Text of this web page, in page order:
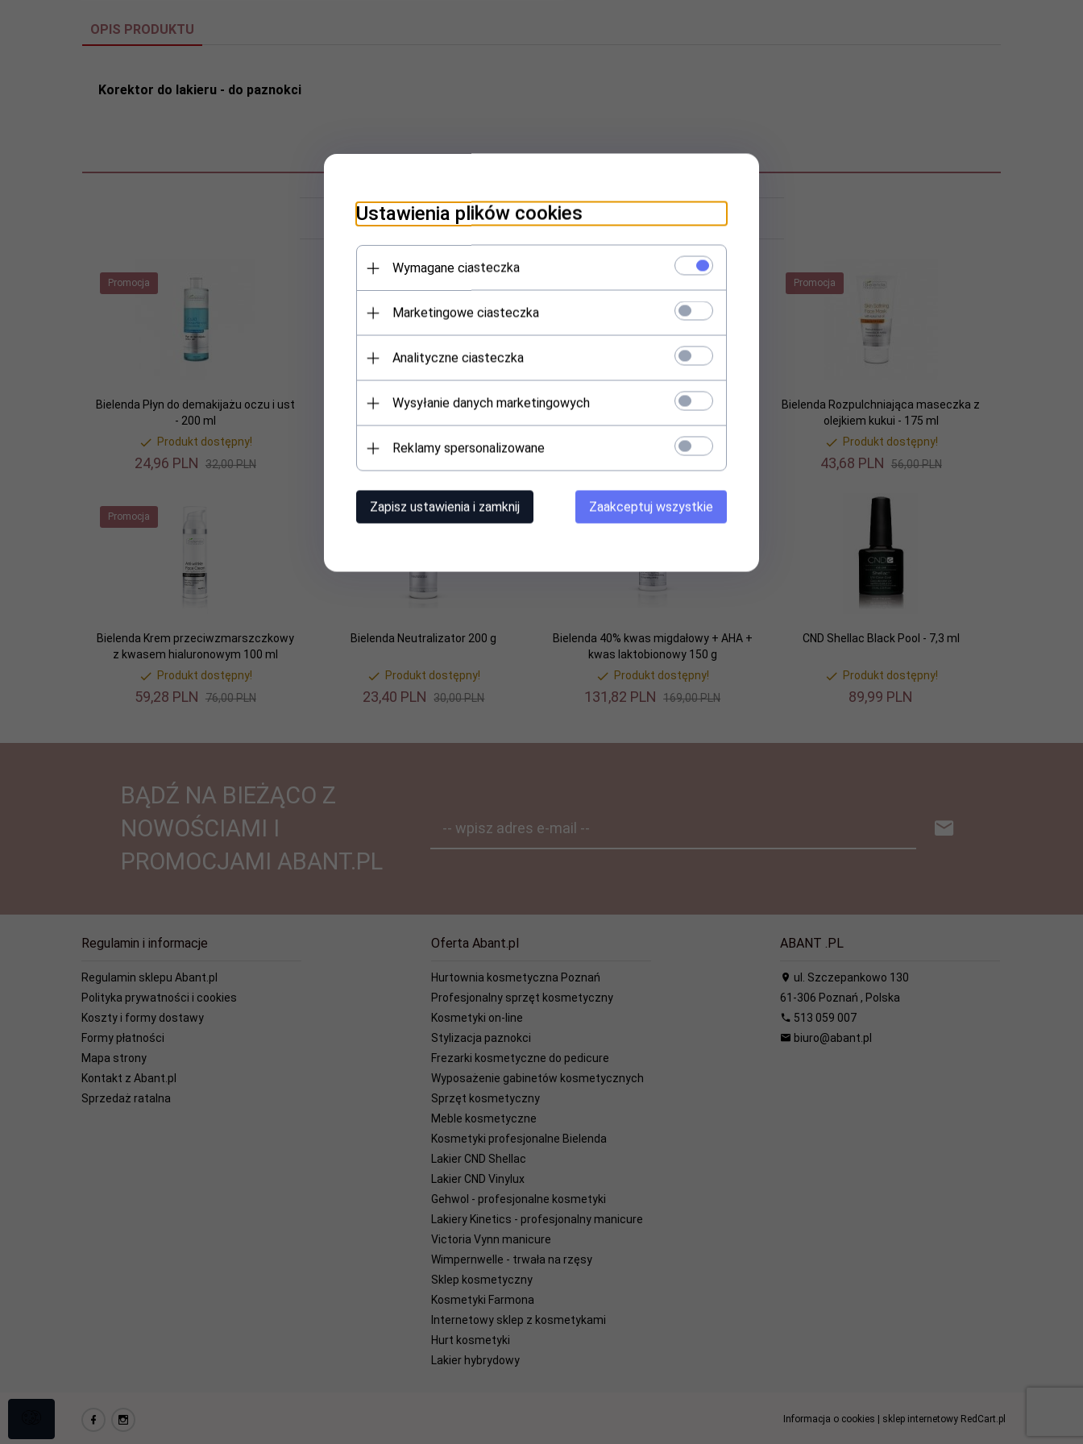
OPIS PRODUKTU
Korektor do lakieru - do paznokci
Klienci, którzy kupili ten produkt wybrali również...
Promocja
Bielenda Płyn do demakijażu oczu i ust
- 200 ml
Produkt dostępny!
24,96 PLN 32,00 PLN
Bielenda Antybakteryjny tonik
Produkt dostępny!
Bielenda Płyn micelarny do demakijażu
Produkt dostępny!
Promocja
Bielenda Rozpulchniająca maseczka z
olejkiem kukui - 175 ml
Produkt dostępny!
43,68 PLN 56,00 PLN
Promocja
Bielenda Krem przeciwzmarszczkowy
z kwasem hialuronowym 100 ml
Produkt dostępny!
59,28 PLN 76,00 PLN
Bielenda Neutralizator 200 g
Produkt dostępny!
23,40 PLN 30,00 PLN
Bielenda 40% kwas migdałowy + AHA +
kwas laktobionowy 150 g
Produkt dostępny!
131,82 PLN 169,00 PLN
CND Shellac Black Pool - 7,3 ml
Produkt dostępny!
89,99 PLN
BĄDŹ NA BIEŻĄCO Z
NOWOŚCIAMI I
PROMOCJAMI ABANT.PL
-- wpisz adres e-mail --
Regulamin i informacje
Regulamin sklepu Abant.pl
Polityka prywatności i cookies
Koszty i formy dostawy
Formy płatności
Mapa strony
Kontakt z Abant.pl
Sprzedaż ratalna
Oferta Abant.pl
Hurtownia kosmetyczna Poznań
Profesjonalny sprzęt kosmetyczny
Kosmetyki on-line
Stylizacja paznokci
Frezarki kosmetyczne do pedicure
Wyposażenie gabinetów kosmetycznych
Sprzęt kosmetyczny
Meble kosmetyczne
Kosmetyki profesjonalne Bielenda
Lakier CND Shellac
Lakier CND Vinylux
Gehwol - profesjonalne kosmetyki
Lakiery Kinetics - profesjonalny manicure
Victoria Vynn manicure
Wimpernwelle - trwała na rzęsy
Sklep kosmetyczny
Kosmetyki Farmona
Internetowy sklep z kosmetykami
Hurt kosmetyki
Lakier hybrydowy
ABANT .PL
ul. Szczepankowo 130
61-306 Poznań , Polska
513 059 007
biuro@abant.pl
Informacja o cookies sklep internetowyRedCart.pl
Ustawienia plików cookies
Wymagane ciasteczka
Marketingowe ciasteczka
Analityczne ciasteczka
Wysyłanie danych marketingowych
Reklamy spersonalizowane
Zapisz ustawienia i zamknij Zaakceptuj wszystkie